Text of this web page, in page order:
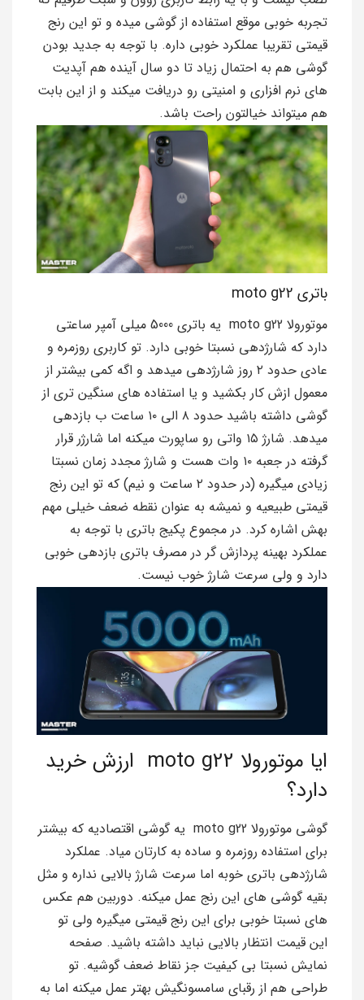
تجربه خوبی موقع استفاده از گوشی میده و تو این رنج
قیمتی تقریبا عملکرد خوبی داره. با توجه به جدید بودن
گوشی هم به احتمال زیاد تا دو سال آینده هم آپدیت
های نرم افزاری و امنیتی رو دریافت میکند و از این بابت
هم میتواند خیالتون راحت باشد.
باتری moto g22
موتورولا moto g22 یه باتری 5000 میلی آمپر ساعتی
دارد که شارژدهی نسبتا خوبی دارد. تو کاربری روزمره و
عادی حدود ۲ روز شارژدهی میدهد و اگه کمی بیشتر از
معمول ازش کار بکشید و یا استفاده های سنگین تری از
گوشی داشته باشید حدود ۸ الی ۱۰ ساعت ب بازدهی
میدهد. شارژ ۱۵ واتی رو ساپورت میکنه اما شارژر قرار
گرفته در جعبه ۱۰ وات هست و شارژ مجدد زمان نسبتا
زیادی میگیره (در حدود ۲ ساعت و نیم) که تو این رنج
قیمتی طبیعیه و نمیشه به عنوان نقطه ضعف خیلی مهم
بهش اشاره کرد. در مجموع پکیج باتری با توجه به
عملکرد بهینه پردازش گر در مصرف باتری بازدهی خوبی
دارد و ولی سرعت شارژ خوب نیست.
ایا موتورولا moto g22 ارزش خرید
دارد؟
گوشی موتورولا moto g22 یه گوشی اقتصادیه که بیشتر
برای استفاده روزمره و ساده به کارتان میاد. عملکرد
شارژدهی باتری خوبه اما سرعت شارژ بالایی نداره و مثل
بقیه گوشی های این رنج عمل میکنه. دوربین هم عکس
های نسبتا خوبی برای این رنج قیمتی میگیره ولی تو
این قیمت انتظار بالایی نباید داشته باشید. صفحه
نمایش نسبتا بی کیفیت جز نقاط ضعف گوشیه. تو
طراحی هم از رقبای سامسونگیش بهتر عمل میکنه اما به